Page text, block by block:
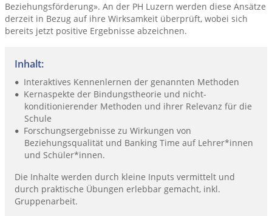
Beziehungsförderung». An der PH Luzern werden diese Ansätze
derzeit in Bezug auf ihre Wirksamkeit überprüft, wobei sich
bereits jetzt positive Ergebnisse abzeichnen.
Inhalt:
Interaktives Kennenlernen der genannten Methoden
Kernaspekte der Bindungstheorie und nicht-
konditionierender Methoden und ihrer Relevanz für die
Schule
Forschungsergebnisse zu Wirkungen von
Beziehungsqualität und Banking Time auf Lehrer*innen
und Schüler*innen.
Die Inhalte werden durch kleine Inputs vermittelt und
durch praktische Übungen erlebbar gemacht, inkl.
Gruppenarbeit.